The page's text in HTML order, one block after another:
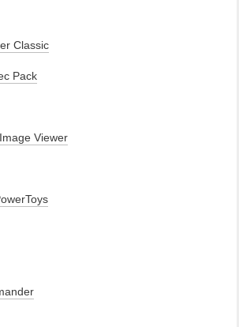
Classic
Pack
Viewer